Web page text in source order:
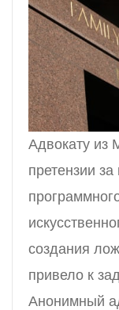
Адвокату из
претензии
создания
привело к
Анонимный